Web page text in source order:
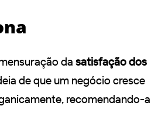
da satisfação dos
de que um negócio cresce
recomendando-a